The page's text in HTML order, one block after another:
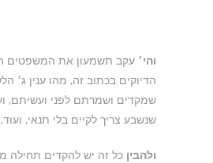
והי׳ עקב תשמעון את המשפטים
הדיוקים בכתוב זה, מהו ענין ג׳
שמקדים ושמרתם לפני ועשיתם,
שנשבע צריך לקיים בלי תנאי,
ולהבין כל זה יש להקדים תחילה